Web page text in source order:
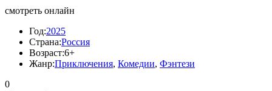
смотреть онлайн
Год:2025
Страна:Россия
Возраст:6+
Жанр:Приключения, Комедии, Фэнтези
0